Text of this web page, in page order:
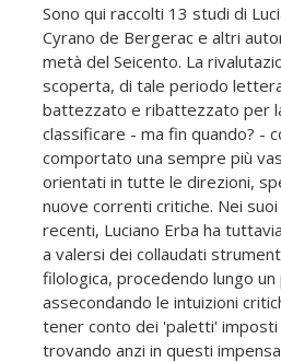
Sono qui raccolti 13 studi di
Cyrano de Bergerac e altri
metà del Seicento. La
scoperta, di tale periodo
battezzato e ribattezzato per
classificare - ma fin quando? -
comportato una sempre più
orientati in tutte le direzioni,
nuove correnti critiche. Nei
recenti, Luciano Erba ha
a valersi dei collaudati
filologica, procedendo lungo
assecondando le intuizioni
tener conto dei 'paletti'
trovando anzi in questi